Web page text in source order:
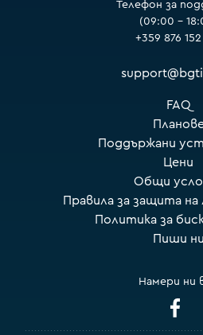
Телефон за
(09:00 –
+359 876 152
FAQ
Поддържани
Цени
Общи
Правила за защита на
Политика за
Пиши ни
Намери ни